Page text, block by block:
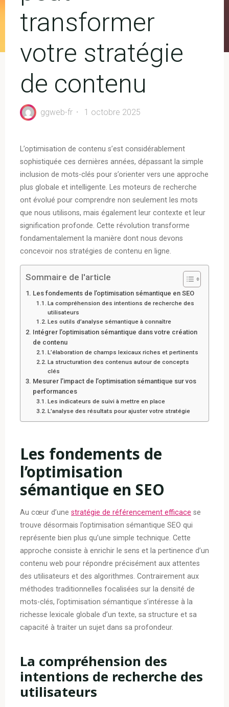
transformer
votre stratégie
de contenu
ggweb-fr 1 octobre 2025
L’optimisation de contenu s’est considérablement
sophistiquée ces dernières années, dépassant la simple
inclusion de mots-clés pour s’orienter vers une approche
plus globale et intelligente. Les moteurs de recherche
ont évolué pour comprendre non seulement les mots
que nous utilisons, mais également leur contexte et leur
signification profonde. Cette révolution transforme
fondamentalement la manière dont nous devons
concevoir nos stratégies de contenu en ligne.
Sommaire de l'article
Les fondements de l’optimisation sémantique en SEO
La compréhension des intentions de recherche des
utilisateurs
Les outils d’analyse sémantique à connaître
Intégrer l’optimisation sémantique dans votre création
de contenu
L’élaboration de champs lexicaux riches et pertinents
La structuration des contenus autour de concepts
clés
Mesurer l’impact de l’optimisation sémantique sur vos
performances
Les indicateurs de suivi à mettre en place
L’analyse des résultats pour ajuster votre stratégie
Les fondements de
l’optimisation
sémantique en SEO
Au cœur d’une stratégie de référencement efficace se
trouve désormais l’optimisation sémantique SEO qui
représente bien plus qu’une simple technique. Cette
approche consiste à enrichir le sens et la pertinence d’un
contenu web pour répondre précisément aux attentes
des utilisateurs et des algorithmes. Contrairement aux
méthodes traditionnelles focalisées sur la densité de
mots-clés, l’optimisation sémantique s’intéresse à la
richesse lexicale globale d’un texte, sa structure et sa
capacité à traiter un sujet dans sa profondeur.
La compréhension des
intentions de recherche des
utilisateurs